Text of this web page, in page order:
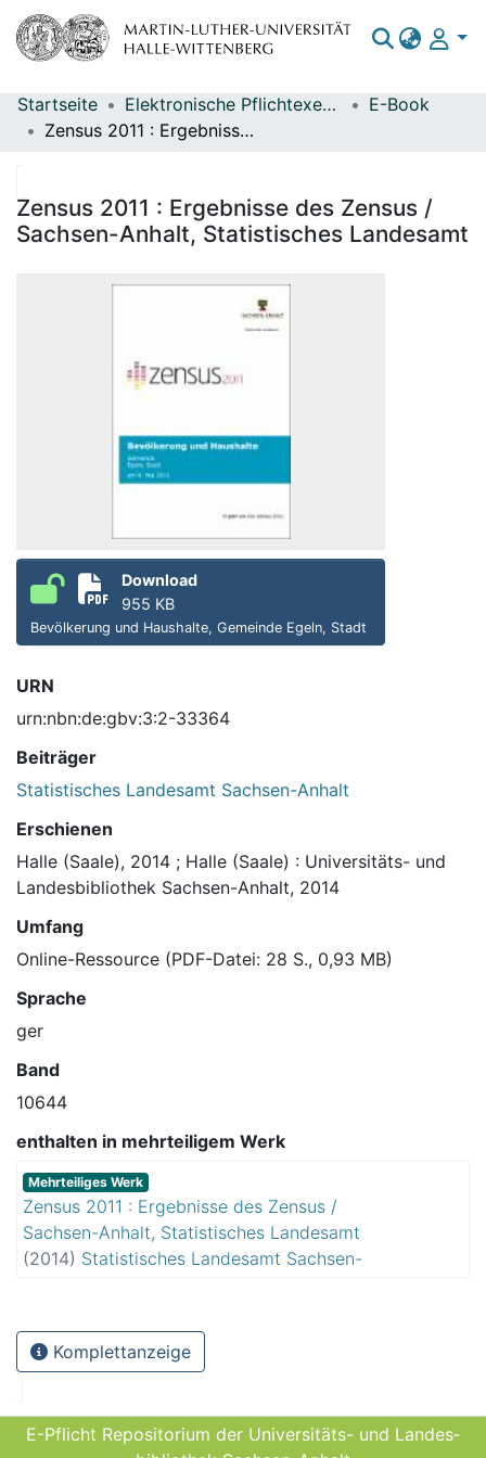
Bereiche & Sammlungen
Statistiken
Startseite Elektronische Pflichtexemplare
E-Book
Zensus 2011 : Ergebnisse des Zensus / Sachsen-Anhalt, Statistisches Landesamt
Zensus 2011 : Ergebnisse des Zensus /
Sachsen-Anhalt, Statistisches Landesamt
Download
955 KB
Bevölkerung und Haushalte, Gemeinde Egeln, Stadt
URN
urn:nbn:de:gbv:3:2-33364
Beiträger
Statistisches Landesamt Sachsen-Anhalt
Erschienen
Halle (Saale), 2014 ; Halle (Saale) : Universitäts- und
Landesbibliothek Sachsen-Anhalt, 2014
Umfang
Online-Ressource (PDF-Datei: 28 S., 0,93 MB)
Sprache
ger
Band
10644
enthalten in mehrteiligem Werk
Mehrteiliges Werk
Zensus 2011 : Ergebnisse des Zensus /
Sachsen-Anhalt, Statistisches Landesamt
(2014) Statistisches Landesamt Sachsen-
Komplettanzeige
E-Pflicht Repositorium der Universitäts- und Landes­